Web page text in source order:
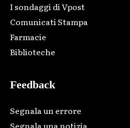
I sondaggi di Vpost
Comunicati Stampa
Farmacie
Biblioteche
Feedback
Segnala un errore